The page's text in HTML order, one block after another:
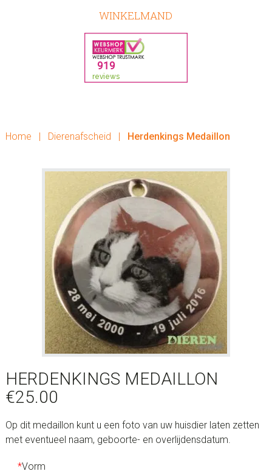
WINKELMAND
Home | Dierenafscheid | Herdenkings Medaillon
HERDENKINGS MEDAILLON
€25.00
Op dit medaillon kunt u een foto van uw huisdier laten zetten
met eventueel naam, geboorte- en overlijdensdatum.
*Vorm